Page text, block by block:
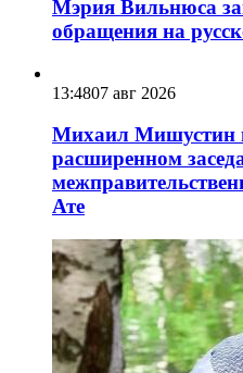
Мэрия Вильнюса
обращения на
13:4807 авг 2026
Михаил Мишустин
расширенном
Ате